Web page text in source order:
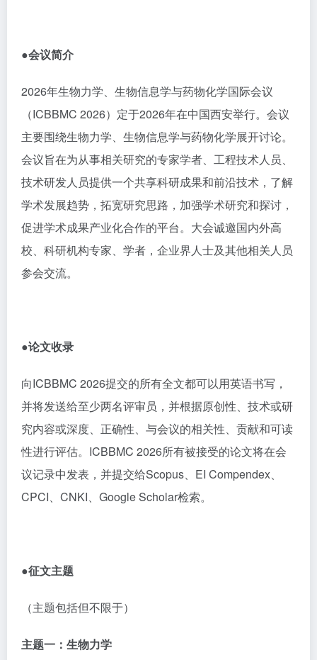
●会议简介
2026年生物力学、生物信息学与药物化学国际会议
（ICBBMC 2026）定于2026年在中国西安举行。会议
主要围绕生物力学、生物信息学与药物化学展开讨论。
会议旨在为从事相关研究的专家学者、工程技术人员、
技术研发人员提供一个共享科研成果和前沿技术，了解
学术发展趋势，拓宽研究思路，加强学术研究和探讨，
促进学术成果产业化合作的平台。大会诚邀国内外高
校、科研机构专家、学者，企业界人士及其他相关人员
参会交流。
●论文收录
向ICBBMC 2026提交的所有全文都可以用英语书写，
并将发送给至少两名评审员，并根据原创性、技术或研
究内容或深度、正确性、与会议的相关性、贡献和可读
性进行评估。 ICBBMC 2026所有被接受的论文将在会
议记录中发表，并提交给Scopus、 EI Compendex、
CPCI、 CNKI、 Google Scholar检索。
●征文主题
（主题包括但不限于）
主题一：生物力学